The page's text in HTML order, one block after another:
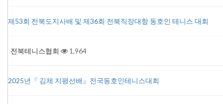
제53회 전북도지사배 및 제36회 전북직장대항 동호인 테니스 대회
전북테니스협회 1,964
2025년『 김제 지평선배』전국동호인테니스대회